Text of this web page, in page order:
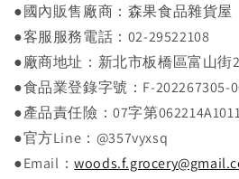
●國內販售廠商：森果食品雜貨屋
●客服服務電話：02-29522108
●廠商地址：新北市板橋區富山街
●食品業登錄字號：F-202267305-
●產品責任險：07字第
●官方Line：@357vyxsq
●Email：